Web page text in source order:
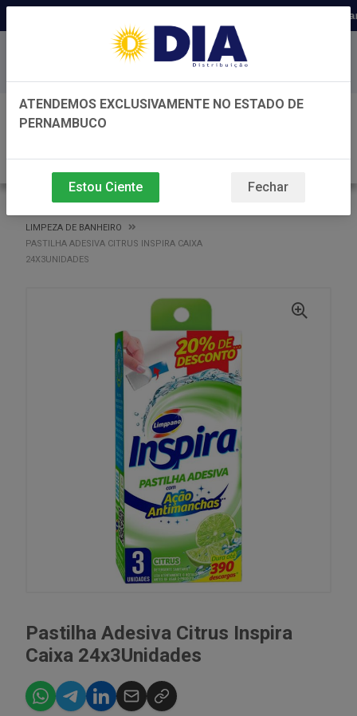
Distribuidora há 22 anos em
Baixe já nosso APP
LIMPEZA DE BANHEIRO
PASTILHA ADESIVA CITRUS INSPIRA CAIXA
24X3UNIDADES
Pastilha Adesiva Citrus Inspira
Caixa 24x3Unidades
ATENDEMOS EXCLUSIVAMENTE NO ESTADO DE
PERNAMBUCO
Estou Ciente Fechar